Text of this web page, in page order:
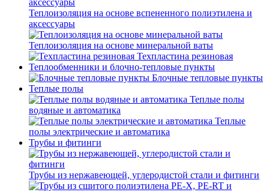
Теплоизоляция на основе вспененного полиэтилена и
аксессуары
Теплоизоляция на основе минеральной ваты
Техпластина резиновая
Теплообменники и блочно-тепловые пункты
Блочные тепловые пункты
Теплые полы
Теплые полы
водяные и автоматика
Теплые
полы электрические и автоматика
Трубы и фитинги
Трубы из нержавеющей, углеродистой стали и фитинги